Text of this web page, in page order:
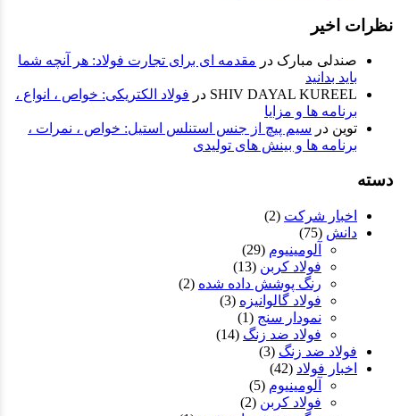
نظرات اخیر
صندلی مبارک در مقدمه ای برای تجارت فولاد: هر آنچه شما
باید بدانید
SHIV DAYAL KUREEL در فولاد الکتریکی: خواص ، انواع ،
برنامه ها و مزایا
توین در سیم پیچ از جنس استنلس استیل: خواص ، نمرات ،
برنامه ها و بینش های تولیدی
دسته
اخبار شرکت (2)
دانش (75)
آلومینیوم (29)
فولاد کربن (13)
رنگ پوشش داده شده (2)
فولاد گالوانیزه (3)
نمودار سنج (1)
فولاد ضد زنگ (14)
فولاد ضد زنگ (3)
اخبار فولاد (42)
آلومینیوم (5)
فولاد کربن (2)